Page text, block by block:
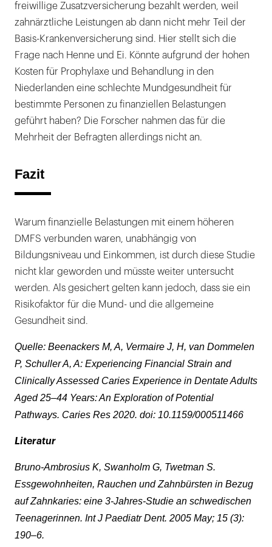
freiwillige Zusatzversicherung bezahlt werden, weil
zahnärztliche Leistungen ab dann nicht mehr Teil der
Basis-Krankenversicherung sind. Hier stellt sich die
Frage nach Henne und Ei. Könnte aufgrund der hohen
Kosten für Prophylaxe und Behandlung in den
Niederlanden eine schlechte Mundgesundheit für
bestimmte Personen zu finanziellen Belastungen
geführt haben? Die Forscher nahmen das für die
Mehrheit der Befragten allerdings nicht an.
Fazit
Warum finanzielle Belastungen mit einem höheren
DMFS verbunden waren, unabhängig von
Bildungsniveau und Einkommen, ist durch diese Studie
nicht klar geworden und müsste weiter untersucht
werden. Als gesichert gelten kann jedoch, dass sie ein
Risikofaktor für die Mund- und die allgemeine
Gesundheit sind.
Quelle: Beenackers M, A, Vermaire J, H, van Dommelen
P, Schuller A, A: Experiencing Financial Strain and
Clinically Assessed Caries Experience in Dentate Adults
Aged 25–44 Years: An Exploration of Potential
Pathways. Caries Res 2020. doi: 10.1159/000511466
Literatur
Bruno-Ambrosius K, Swanholm G, Twetman S.
Essgewohnheiten, Rauchen und Zahnbürsten in Bezug
auf Zahnkaries: eine 3-Jahres-Studie an schwedischen
Teenagerinnen. Int J Paediatr Dent. 2005 May; 15 (3):
190–6.